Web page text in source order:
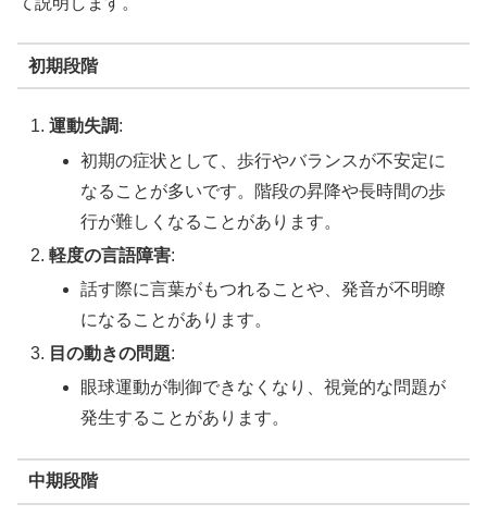
初期段階
運動失調:
初期の症状として、歩行やバランスが不安定に
なることが多いです。階段の昇降や長時間の歩
行が難しくなることがあります。
軽度の言語障害:
話す際に言葉がもつれることや、発音が不明瞭
になることがあります。
目の動きの問題:
眼球運動が制御できなくなり、視覚的な問題が
発生することがあります。
中期段階